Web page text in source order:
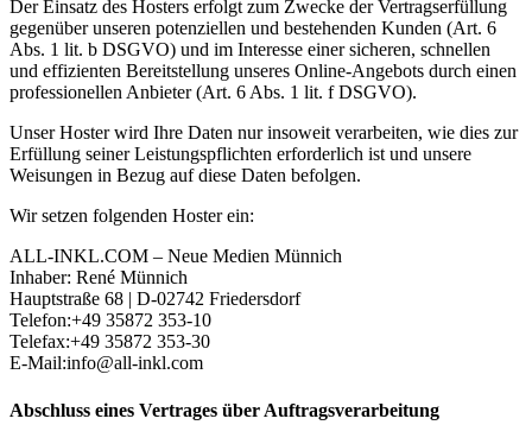
Der Einsatz des Hosters erfolgt zum Zwecke der Vertragserfüllung
gegenüber unseren potenziellen und bestehenden Kunden (Art. 6
Abs. 1 lit. b DSGVO) und im Interesse einer sicheren, schnellen
und effizienten Bereitstellung unseres Online-Angebots durch einen
professionellen Anbieter (Art. 6 Abs. 1 lit. f DSGVO).
Unser Hoster wird Ihre Daten nur insoweit verarbeiten, wie dies zur
Erfüllung seiner Leistungspflichten erforderlich ist und unsere
Weisungen in Bezug auf diese Daten befolgen.
Wir setzen folgenden Hoster ein:
ALL-INKL.COM – Neue Medien Münnich
Inhaber: René Münnich
Hauptstraße 68 | D-02742 Friedersdorf
Telefon:+49 35872 353-10
Telefax:+49 35872 353-30
E-Mail:info@all-inkl.com
Abschluss eines Vertrages über Auftragsverarbeitung